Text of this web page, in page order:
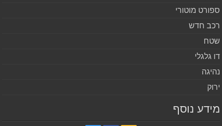
מוטורי
חדש
גלגלי
נוסף